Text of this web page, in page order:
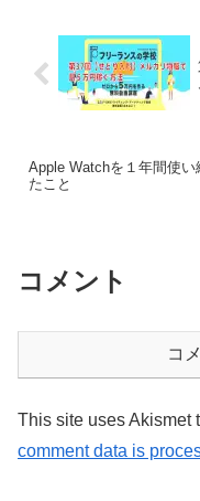
Apple Watchを１年間使い
たこと
コメント
コ
This site uses Akismet
comment data is